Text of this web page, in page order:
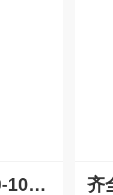
齐全GL-110*160-10P汽轮机滤芯